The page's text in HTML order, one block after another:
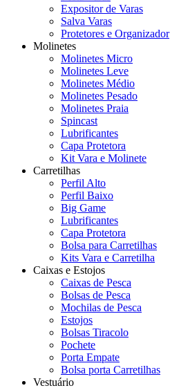
Expositor de Varas
Salva Varas
Protetores e Organizador
Molinetes
Molinetes Micro
Molinetes Leve
Molinetes Médio
Molinetes Pesado
Molinetes Praia
Spincast
Lubrificantes
Capa Protetora
Kit Vara e Molinete
Carretilhas
Perfil Alto
Perfil Baixo
Big Game
Lubrificantes
Capa Protetora
Bolsa para Carretilhas
Kits Vara e Carretilha
Caixas e Estojos
Caixas de Pesca
Bolsas de Pesca
Mochilas de Pesca
Estojos
Bolsas Tiracolo
Pochete
Porta Empate
Bolsa porta Carretilhas
Vestuário